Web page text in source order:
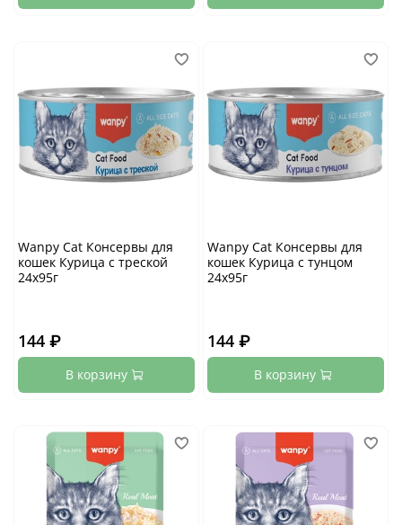
Wanpy Cat Консервы для
кошек Курица с треской
24х95г
144 ₽
В корзину
Wanpy Cat Консервы для
кошек Курица с тунцом
24х95г
144 ₽
В корзину